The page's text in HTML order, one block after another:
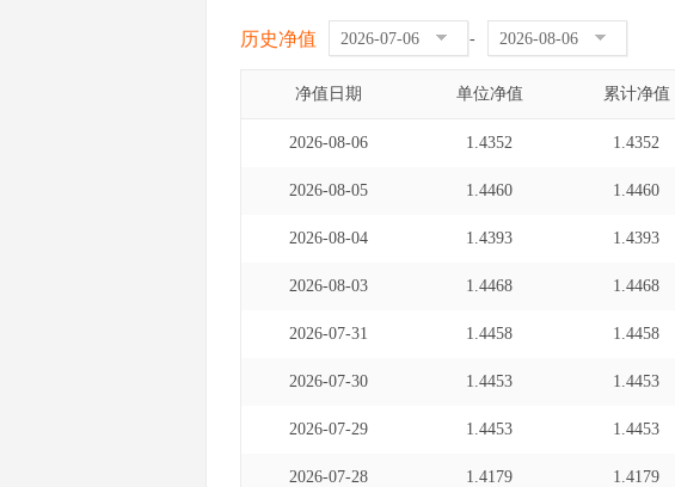
历史净值 -
净值日期 单位净值 累计净值
2026-08-06 1.4352 1.4352
2026-08-05 1.4460 1.4460
2026-08-04 1.4393 1.4393
2026-08-03 1.4468 1.4468
2026-07-31 1.4458 1.4458
2026-07-30 1.4453 1.4453
2026-07-29 1.4453 1.4453
2026-07-28 1.4179 1.4179